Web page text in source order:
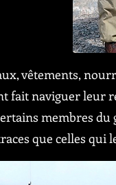
vêtements,
fait naviguer leur
membres
que celles qui